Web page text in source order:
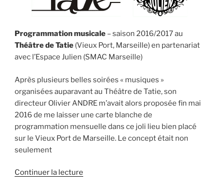
Programmation musicale – saison 2016/2017 au
Théâtre de Tatie (Vieux Port, Marseille) en partenariat
avec l’Espace Julien (SMAC Marseille)
Après plusieurs belles soirées « musiques »
organisées auparavant au Théâtre de Tatie, son
directeur Olivier ANDRE m’avait alors proposée fin mai
2016 de me laisser une carte blanche de
programmation mensuelle dans ce joli lieu bien placé
sur le Vieux Port de Marseille. Le concept était non
seulement
Continuer la lecture